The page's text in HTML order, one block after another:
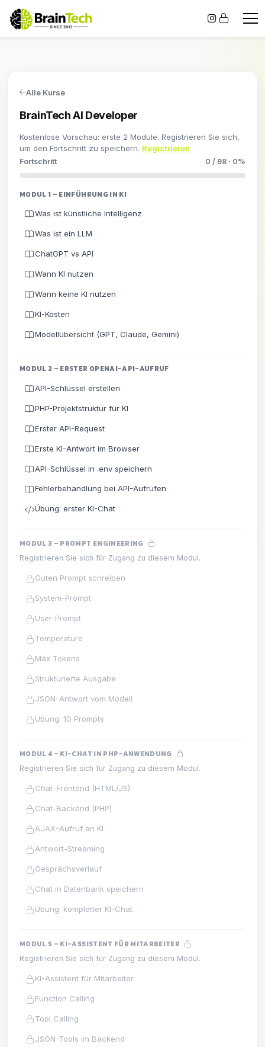
Alle Kurse
BrainTech AI Developer
Kostenlose Vorschau: erste 2 Module. Registrieren Sie sich,
um den Fortschritt zu speichern. Registrieren
Fortschritt 0 / 98 · 0%
MODUL 1 – EINFÜHRUNG IN KI
Was ist künstliche Intelligenz
Was ist ein LLM
ChatGPT vs API
Wann KI nutzen
Wann keine KI nutzen
KI-Kosten
Modellübersicht (GPT, Claude, Gemini)
MODUL 2 – ERSTER OPENAI-API-AUFRUF
API-Schlüssel erstellen
PHP-Projektstruktur für KI
Erster API-Request
Erste KI-Antwort im Browser
API-Schlüssel in .env speichern
Fehlerbehandlung bei API-Aufrufen
Übung: erster KI-Chat
MODUL 3 – PROMPT ENGINEERING
Registrieren Sie sich für Zugang zu diesem Modul.
Guten Prompt schreiben
System-Prompt
User-Prompt
Temperature
Max Tokens
Strukturierte Ausgabe
JSON-Antwort vom Modell
Übung: 10 Prompts
MODUL 4 – KI-CHAT IN PHP-ANWENDUNG
Registrieren Sie sich für Zugang zu diesem Modul.
Chat-Frontend (HTML/JS)
Chat-Backend (PHP)
AJAX-Aufruf an KI
Antwort-Streaming
Gesprächsverlauf
Chat in Datenbank speichern
Übung: kompletter KI-Chat
MODUL 5 – KI-ASSISTENT FÜR MITARBEITER
Registrieren Sie sich für Zugang zu diesem Modul.
KI-Assistent für Mitarbeiter
Function Calling
Tool Calling
JSON-Tools im Backend